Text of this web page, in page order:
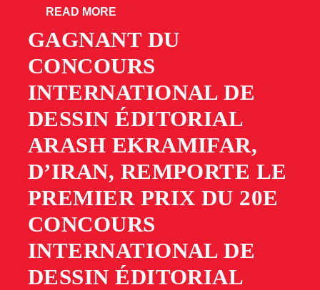
READ MORE
GAGNANT DU
CONCOURS
INTERNATIONAL DE
DESSIN ÉDITORIAL
ARASH EKRAMIFAR,
D’IRAN, REMPORTE LE
PREMIER PRIX DU 20E
CONCOURS
INTERNATIONAL DE
DESSIN ÉDITORIAL